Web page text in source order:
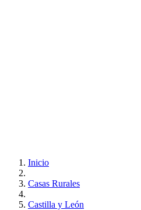
Inicio
Casas Rurales
Castilla y León